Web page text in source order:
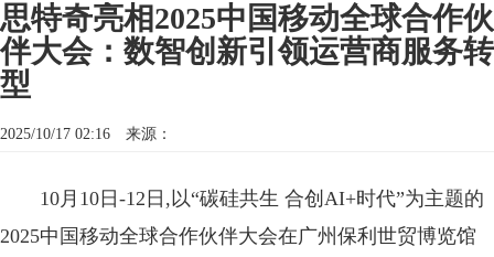
思特奇亮相2025中国移动全球合作伙
伴大会：数智创新引领运营商服务转
型
2025/10/17 02:16 来源：
10月10日-12日,以“碳硅共生 合创AI+时代”为主题的
2025中国移动全球合作伙伴大会在广州保利世贸博览馆